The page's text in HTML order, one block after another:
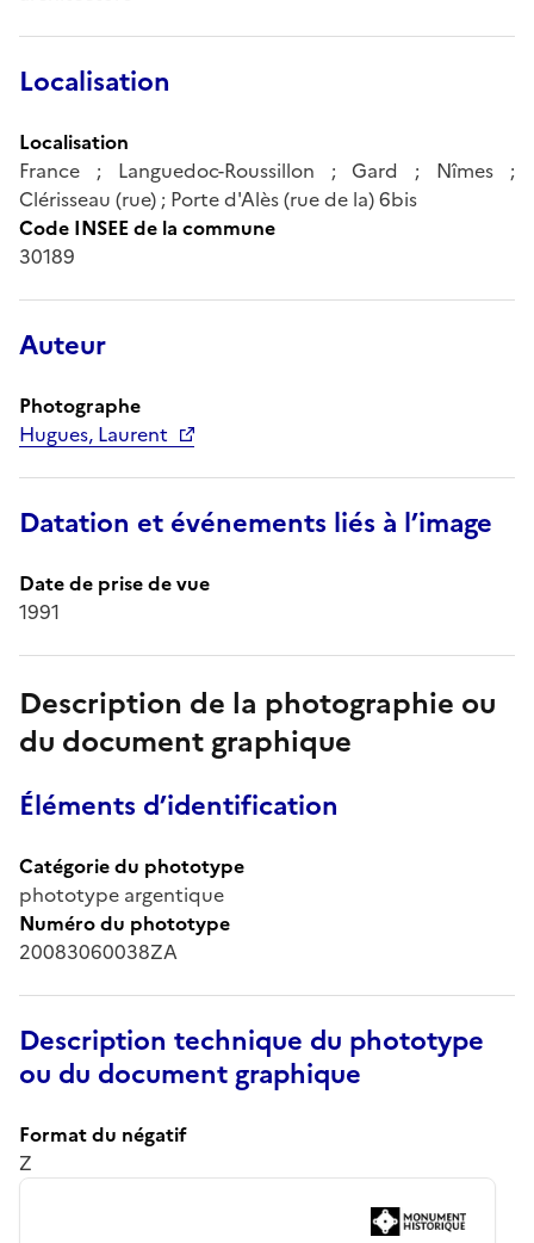
Localisation
Localisation
France ; Languedoc-Roussillon ; Gard ; Nîmes ;
Clérisseau (rue) ; Porte d'Alès (rue de la) 6bis
Code INSEE de la commune
30189
Auteur
Photographe
Hugues, Laurent
Datation et événements liés à l’image
Date de prise de vue
1991
Description de la photographie ou
du document graphique
Éléments d’identification
Catégorie du phototype
phototype argentique
Numéro du phototype
20083060038ZA
Description technique du phototype
ou du document graphique
Format du négatif
Z